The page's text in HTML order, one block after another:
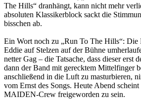
The Hills“ dranhängt, kann nicht mehr
absoluten Klassikerblock sackt die
bisschen ab.
Ein Wort noch zu „Run To The Hills“: Die
Eddie auf Stelzen auf der Bühne
netter Gag – die Tatsache, dass dieser erst
dann der Band mit gerecktem Mittelfinger
anschließend in die Luft zu masturbieren,
vom Ernst des Songs. Heute Abend
MAIDEN-Crew freigeworden zu sein.